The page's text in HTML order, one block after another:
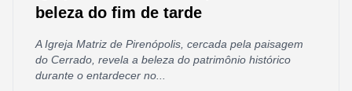
beleza do fim de tarde
A Igreja Matriz de Pirenópolis, cercada pela paisagem
do Cerrado, revela a beleza do patrimônio histórico
durante o entardecer no...